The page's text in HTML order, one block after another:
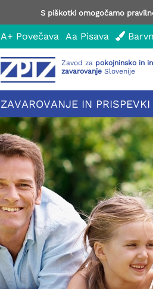
S piškotki omogočamo
A+ Povečava Aa Pisava
Zavod za pokojninsko in
zavarovanje Slovenije
ZAVAROVANJE IN PRISPEVKI